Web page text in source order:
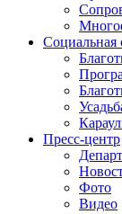
Социальная
Пресс-центр
Фото
Видео